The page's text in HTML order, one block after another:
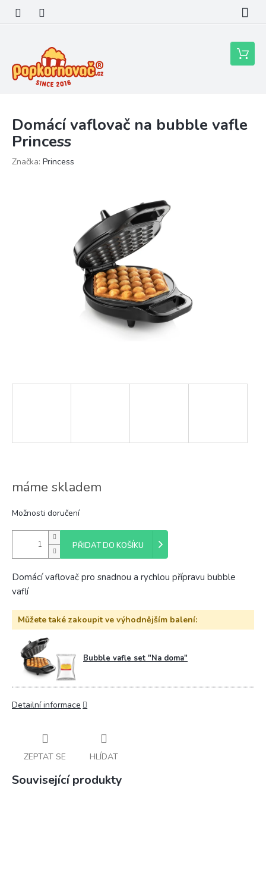
obsah
Nákupní
košík
Domácí vaflovač na bubble vafle
Princess
Značka: Princess
máme skladem
Možnosti doručení
PŘIDAT DO KOŠÍKU
Domácí vaflovač pro snadnou a rychlou přípravu bubble
vaflí
Můžete také zakoupit ve výhodnějším balení:
Bubble vafle set "Na doma"
Detailní informace
ZEPTAT SE HLÍDAT
Související produkty